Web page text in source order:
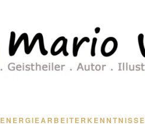
ENERGIEARBEITERKENNTNISSE